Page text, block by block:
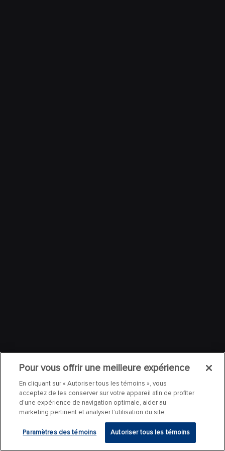
Pour vous offrir une meilleure expérience
En cliquant sur « Autoriser tous les témoins », vous
acceptez de les conserver sur votre appareil afin de profiter
d’une expérience de navigation optimale, aider au
marketing pertinent et analyser l’utilisation du site.
Paramètres des témoins Autoriser tous les témoins